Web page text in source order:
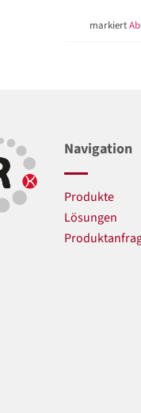
markiert
Navigation
Produkte
Lösungen